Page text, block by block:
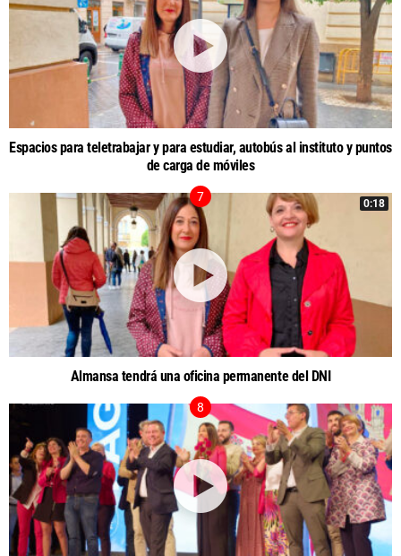
Espacios para teletrabajar y para estudiar, autobús al instituto y puntos
de carga de móviles
0:18
Almansa tendrá una oficina permanente del DNI